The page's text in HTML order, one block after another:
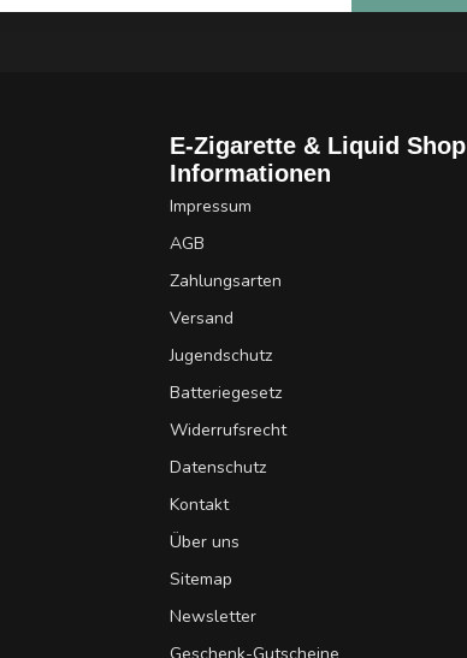
E-Zigarette & Liquid Shop
Informationen
Impressum
AGB
Zahlungsarten
Versand
Jugendschutz
Batteriegesetz
Widerrufsrecht
Datenschutz
Kontakt
Über uns
Sitemap
Newsletter